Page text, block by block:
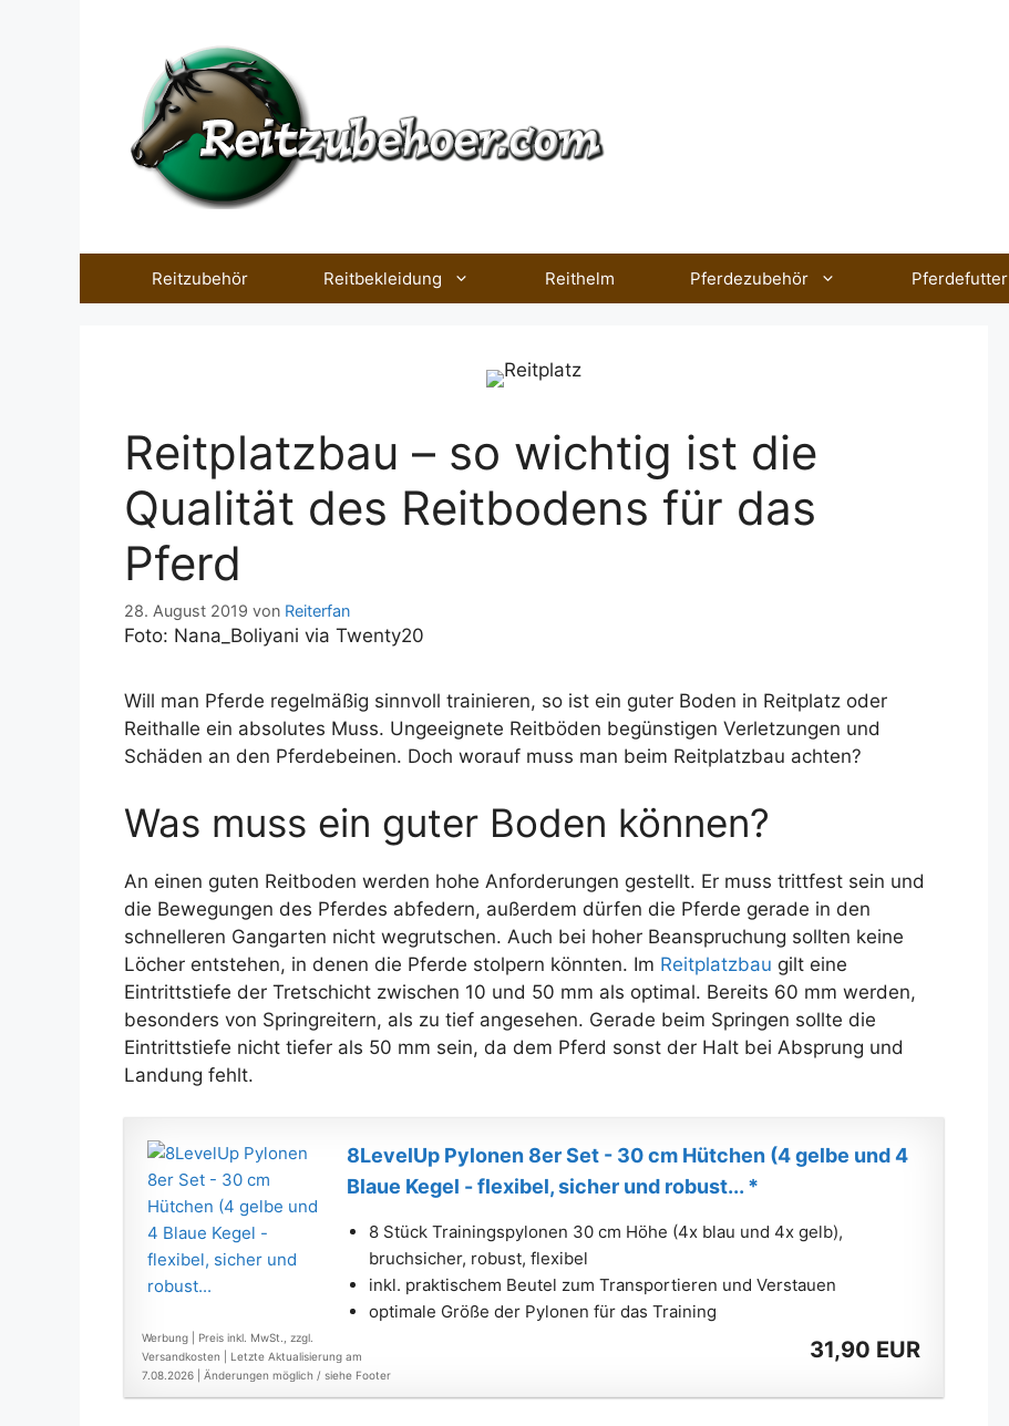
Reitzubehör Reitbekleidung Reithelm Pferdezubehör Pferdefutter
Reitplatzbau – so wichtig ist die
Qualität des Reitbodens für das
Pferd
28. August 2019 von Reiterfan
Foto: Nana_Boliyani via Twenty20
Will man Pferde regelmäßig sinnvoll trainieren, so ist ein guter Boden in Reitplatz oder
Reithalle ein absolutes Muss. Ungeeignete Reitböden begünstigen Verletzungen und
Schäden an den Pferdebeinen. Doch worauf muss man beim Reitplatzbau achten?
Was muss ein guter Boden können?
An einen guten Reitboden werden hohe Anforderungen gestellt. Er muss trittfest sein und
die Bewegungen des Pferdes abfedern, außerdem dürfen die Pferde gerade in den
schnelleren Gangarten nicht wegrutschen. Auch bei hoher Beanspruchung sollten keine
Löcher entstehen, in denen die Pferde stolpern könnten. Im Reitplatzbau gilt eine
Eintrittstiefe der Tretschicht zwischen 10 und 50 mm als optimal. Bereits 60 mm werden,
besonders von Springreitern, als zu tief angesehen. Gerade beim Springen sollte die
Eintrittstiefe nicht tiefer als 50 mm sein, da dem Pferd sonst der Halt bei Absprung und
Landung fehlt.
8LevelUp Pylonen 8er Set - 30 cm Hütchen (4 gelbe und 4
Blaue Kegel - flexibel, sicher und robust... *
8 Stück Trainingspylonen 30 cm Höhe (4x blau und 4x gelb),
bruchsicher, robust, flexibel
inkl. praktischem Beutel zum Transportieren und Verstauen
optimale Größe der Pylonen für das Training
31,90 EUR
Werbung | Preis inkl. MwSt., zzgl.
Versandkosten | Letzte Aktualisierung am
7.08.2026 | Änderungen möglich / siehe Footer